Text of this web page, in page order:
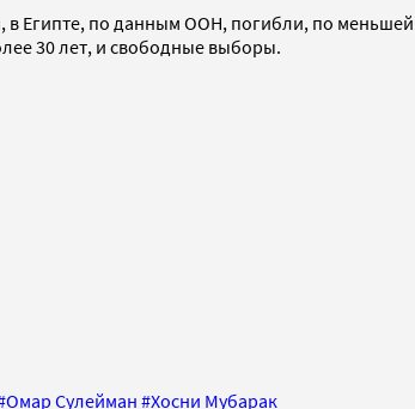
Египте, по данным ООН, погибли, по
30 лет, и свободные выборы.
Омар Сулейман #Хосни Мубарак